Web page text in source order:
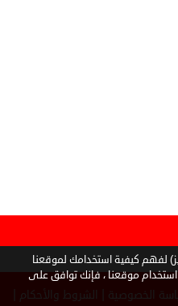
الخصوصية الشروط والأحكام
لفهم كيفية استخدامك لموقعنا
موقعنا ، فإنك توافق على